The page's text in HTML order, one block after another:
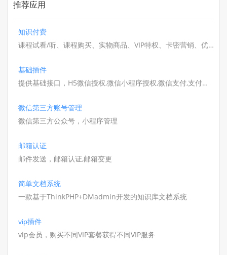
推荐应用
知识付费
课程试看/听、课程购买、实物商品、VIP特权、卡密营销、优
一站式搭建知识付费平台，助力内容快速变现。
基础插件
提供基础接口，H5微信授权,微信小程序授权,微信支付,支付宝
微信第三方账号管理
微信第三方公众号，小程序管理
邮箱认证
邮件发送，邮箱认证,邮箱变更
简单文档系统
一款基于ThinkPHP+DMadmin开发的知识库文档系统
vip插件
vip会员，购买不同VIP套餐获得不同VIP服务